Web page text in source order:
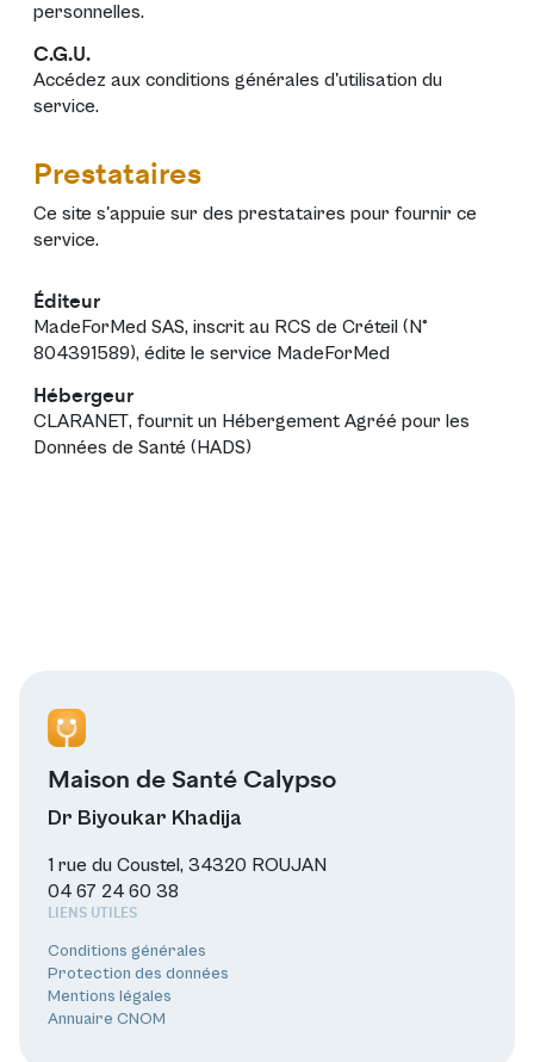
personnelles.
C.G.U.
Accédez aux conditions générales d'utilisation du
service.
Prestataires
Ce site s'appuie sur des prestataires pour fournir ce
service.
Éditeur
MadeForMed SAS, inscrit au RCS de Créteil (N°
804391589), édite le service MadeForMed
Hébergeur
CLARANET, fournit un Hébergement Agréé pour les
Données de Santé (HADS)
Maison de Santé Calypso
Dr Biyoukar Khadija
1 rue du Coustel, 34320 ROUJAN
04 67 24 60 38
LIENS UTILES
Conditions générales
Protection des données
Mentions légales
Annuaire CNOM